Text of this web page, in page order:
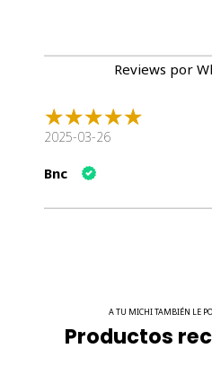
Reviews por
2025-03-26
Bnc
A TU MICHI TAMBIÉN LE
Productos